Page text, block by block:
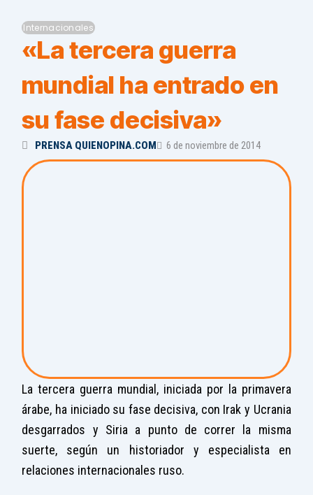
Internacionales
«La tercera guerra
mundial ha entrado en
su fase decisiva»
PRENSA QUIENOPINA.COM 6 de noviembre de 2014
La tercera guerra mundial, iniciada por la primavera
árabe, ha iniciado su fase decisiva, con Irak y Ucrania
desgarrados y Siria a punto de correr la misma
suerte, según un historiador y especialista en
relaciones internacionales ruso.